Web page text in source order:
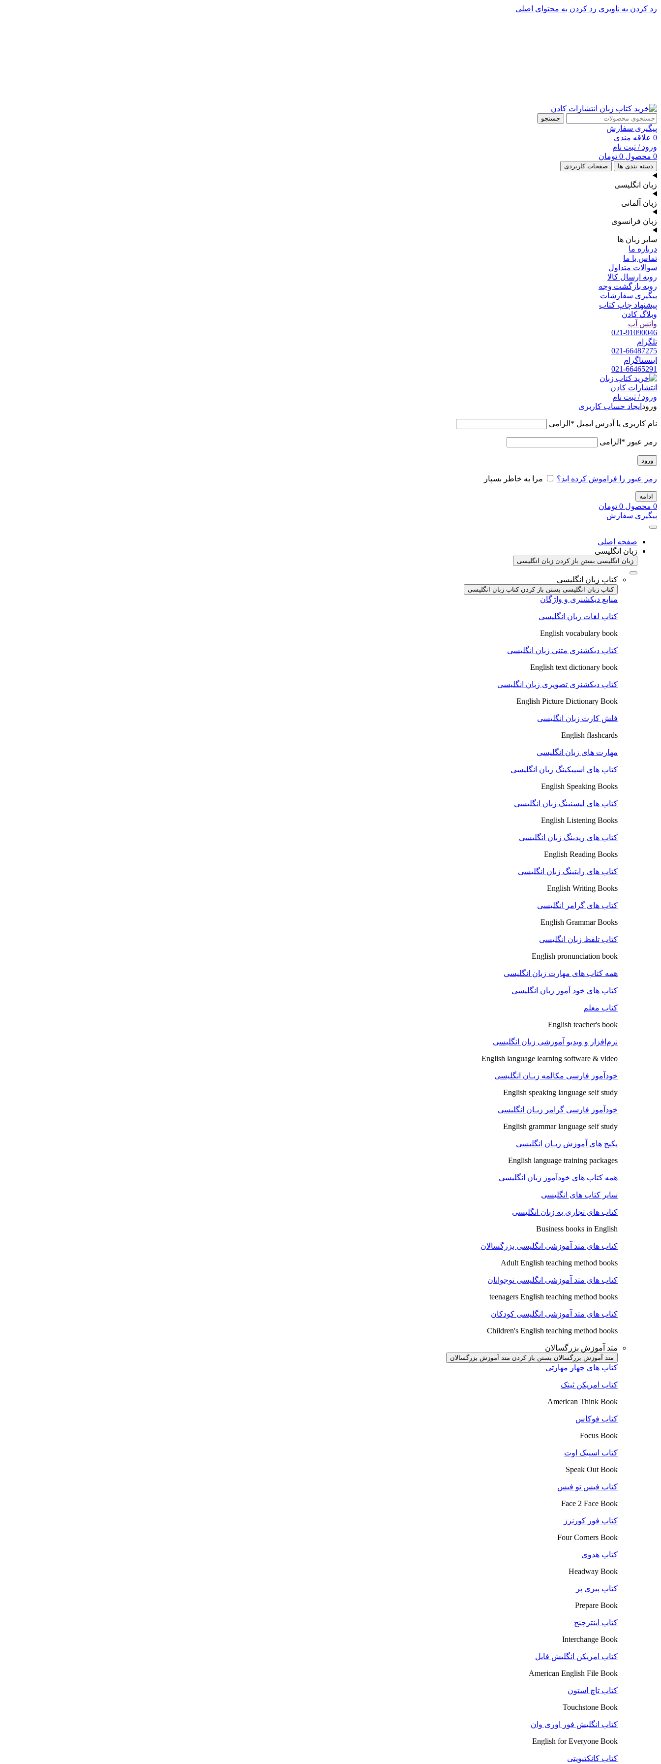
رد کردن به ناوبری رد کردن به محتوای اصلی
جستجو
پیگیری سفارش
0 علاقه مندی
ورود / ثبت نام
0 محصول 0 تومان
دسته بندی ها صفحات کاربردی
زبان انگلیسی
زبان آلمانی
زبان فرانسوی
سایر زبان ها
درباره ما
تماس با ما
سوالات متداول
رویه ارسال کالا
رویه بازگشت وجه
پیگیری سفارشات
پیشنهاد چاپ کتاب
وبلاگ کادن
واتس آپ
021-91090046
تلگرام
021-66487275
اینستاگرام
021-66465291
ورود / ثبت نام
ورود ایجاد حساب کاربری
نام کاربری یا آدرس ایمیل * الزامی
رمز عبور * الزامی
ورود
رمز عبور را فراموش کرده اید؟ مرا به خاطر بسپار
ادامه
0 محصول 0 تومان
پیگیری سفارش
صفحه اصلی
زبان انگلیسی
زبان انگلیسی بستن باز کردن زبان انگلیسی
کتاب زبان انگلیسی
کتاب زبان انگلیسی بستن باز کردن کتاب زبان انگلیسی
منابع دیکشنری و واژگان
کتاب لغات زبان انگلیسی
English vocabulary book
کتاب دیکشنری متنی زبان انگلیسی
English text dictionary book
کتاب دیکشنری تصویری زبان انگلیسی
English Picture Dictionary Book
فلش کارت زبان انگلیسی
English flashcards
مهارت های زبان انگلیسی
کتاب های اسپیکینگ زبان انگلیسی
English Speaking Books
کتاب های لیسنینگ زبان انگلیسی
English Listening Books
کتاب های ریدینگ زبان انگلیسی
English Reading Books
کتاب های رایتینگ زبان انگلیسی
English Writing Books
کتاب های گرامر انگلیسی
English Grammar Books
کتاب تلفظ زبان انگلیسی
English pronunciation book
همه کتاب های مهارت زبان انگلیسی
کتاب های خود آموز زبان انگلیسی
کتاب معلم
English teacher's book
نرم‌افزار و ویدیو آموزشی زبان انگلیسی
English language learning software & video
خودآموز فارسی مکالمه زبـان انگلیسی
English speaking language self study
خودآموز فارسی گرامر زبـان انگلیسی
English grammar language self study
پکیج های آموزش زبـان انگلیسی
English language training packages
همه کتاب های خودآموز زبان انگلیسی
سایر کتاب های انگلیسی
کتاب های تجاری به زبان انگلیسی
Business books in English
کتاب های متد آموزشی انگلیسی بزرگسالان
Adult English teaching method books
کتاب های متد آموزشی انگلیسی نوجوانان
teenagers English teaching method books
کتاب های متد آموزشی انگلیسی کودکان
Children's English teaching method books
متد آموزش بزرگسالان
متد آموزش بزرگسالان بستن باز کردن متد آموزش بزرگسالان
کتاب های چهار مهارتی
کتاب امریکن ثینک
American Think Book
کتاب فوکاس
Focus Book
کتاب اسپیک اوت
Speak Out Book
کتاب فیس تو فیس
Face 2 Face Book
کتاب فور کورنرز
Four Corners Book
کتاب هدوی
Headway Book
کتاب پیری پر
Prepare Book
کتاب اینترچنج
Interchange Book
کتاب امریکن انگلیش فایل
American English File Book
کتاب تاچ استون
Touchstone Book
کتاب انگلیش فور اوری وان
English for Everyone Book
کتاب کانکتیویتی